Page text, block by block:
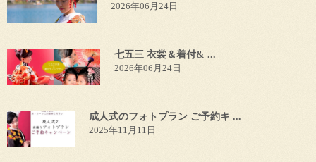
2026年06月24日
七五三 衣裳＆着付& ...
2026年06月24日
成人式のフォトプラン ご予約キ ...
2025年11月11日